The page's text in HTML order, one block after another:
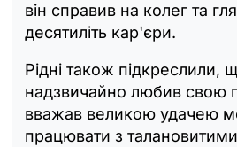
він справив на колег та
десятиліть кар'єри.
Рідні також підкреслили,
надзвичайно любив свою
вважав великою удачею
працювати з